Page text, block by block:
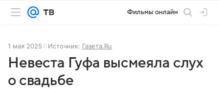
Фильмы онлайн
1 мая 2025 Источник: Газета.Ru
Невеста Гуфа высмеяла слух
о свадьбе